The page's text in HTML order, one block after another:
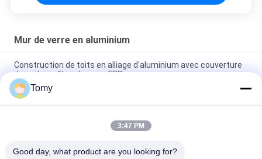
Mur de verre en aluminium
Construction de toits en alliage d'aluminium avec couverture
de puits en fibre de verre FRP
Systèmes de façade de murs-rideaux en verre
écoénergétiques
Fenêtre en aluminium adaptée aux besoins du client d'auvent
Tomy
3:47 PM
Good day, what product are you looking for?